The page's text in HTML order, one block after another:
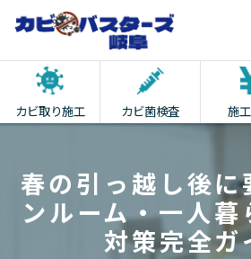
カビ取り施工 カビ菌検査 施
春の引っ越し後
ンルーム・一人
対策完全ガ